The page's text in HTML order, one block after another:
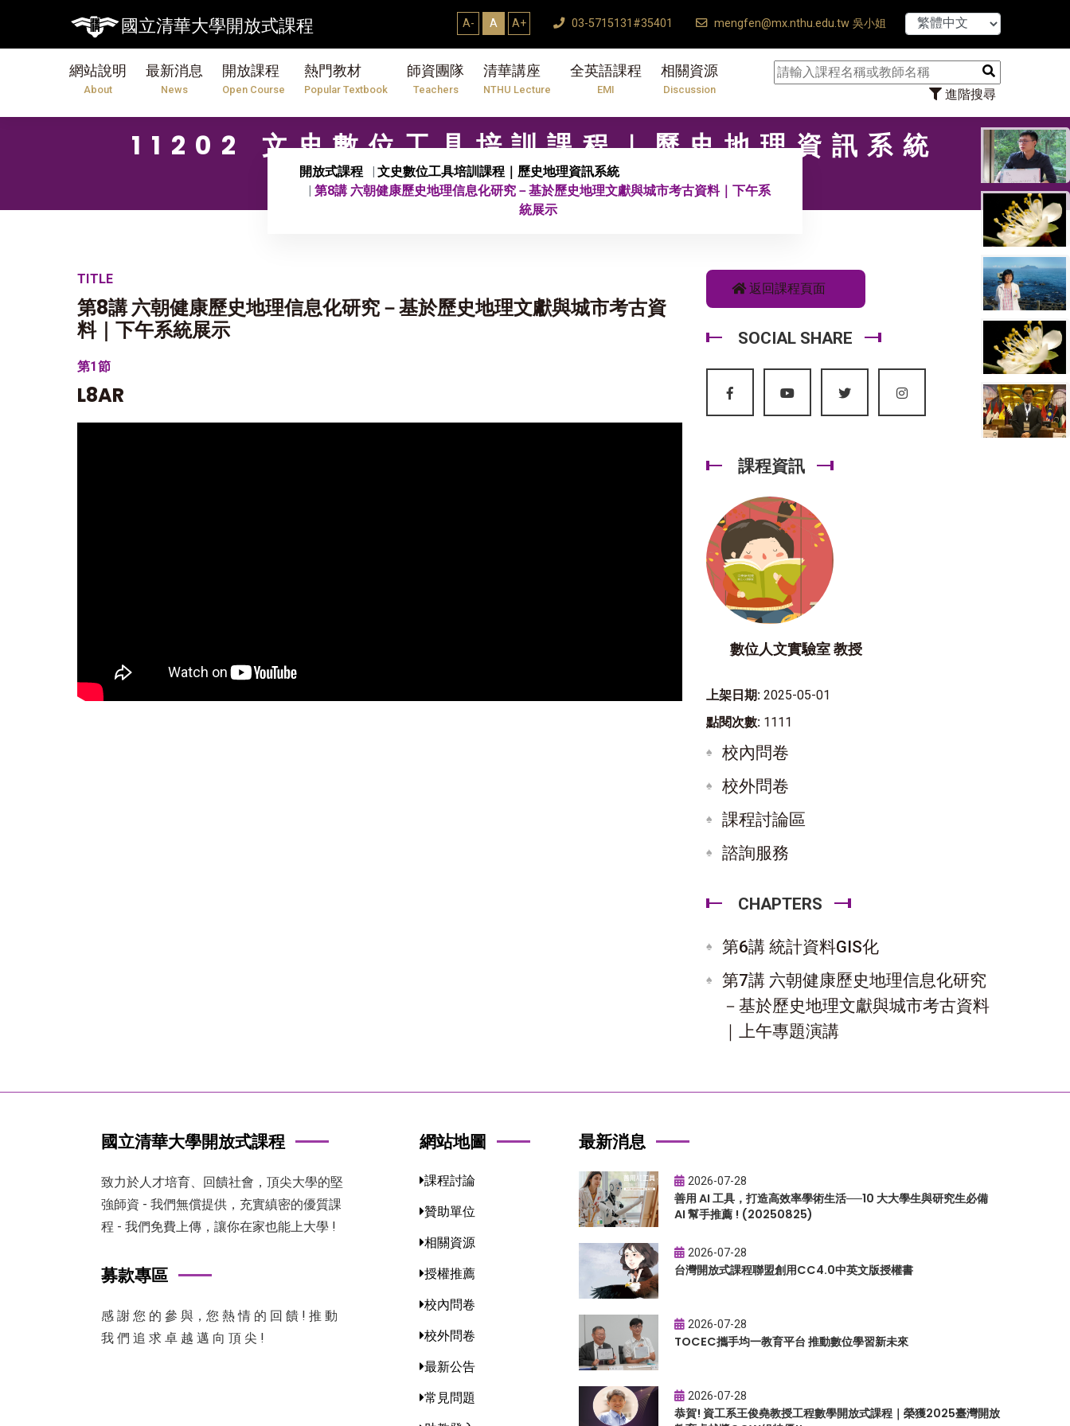
國立清華大學開放式課程 A- A A+ 03-5715131#35401 mengfen@mx.nthu.edu.tw 吳小姐
網站說明
About
最新消息
News
開放課程
Open Course
熱門教材
Popular Textbook
師資團隊
Teachers
清華講座
NTHU Lecture
全英語課程
EMI
相關資源
Discussion 進階搜尋
【7/31】114
11202 文史數位工具培訓課程｜歷史地理資訊系統
開放式課程
文史數位工具培訓課程｜歷史地理資訊系統
第8講 六朝健康歷史地理信息化研究－基於歷史地理文獻與城市考古資料｜下午系
統展示
TITLE
第8講 六朝健康歷史地理信息化研究－基於歷史地理文獻與城市考古資
料｜下午系統展示
第1節
L8AR
返回課程頁面
SOCIAL SHARE
課程資訊
數位人文實驗室 教授
上架日期: 2025-05-01
點閱次數: 1111
校內問卷
校外問卷
課程討論區
諮詢服務
CHAPTERS
第6講 統計資料GIS化
第7講 六朝健康歷史地理信息化研究
－基於歷史地理文獻與城市考古資料
｜上午專題演講
國立清華大學開放式課程
致力於人才培育、回饋社會，頂尖大學的堅
強師資 - 我們無償提供，充實縝密的優質課
程 - 我們免費上傳，讓你在家也能上大學 !
募款專區
感 謝 您 的 參 與，您 熱 情 的 回 饋 ! 推 動
我 們 追 求 卓 越 邁 向 頂 尖 !
網站地圖
課程討論
贊助單位
相關資源
授權推薦
校內問卷
校外問卷
最新公告
常見問題
最新消息
2026-07-28
善用 AI 工具，打造高效率學術生活──10 大大學生與研究生必備
AI 幫手推薦 ! (20250825)
2026-07-28
台灣開放式課程聯盟創用CC4.0中英文版授權書
2026-07-28
TOCEC攜手均一教育平台 推動數位學習新未來
2026-07-28
恭賀! 資工系王俊堯教授工程數學開放式課程｜榮獲2025臺灣開放